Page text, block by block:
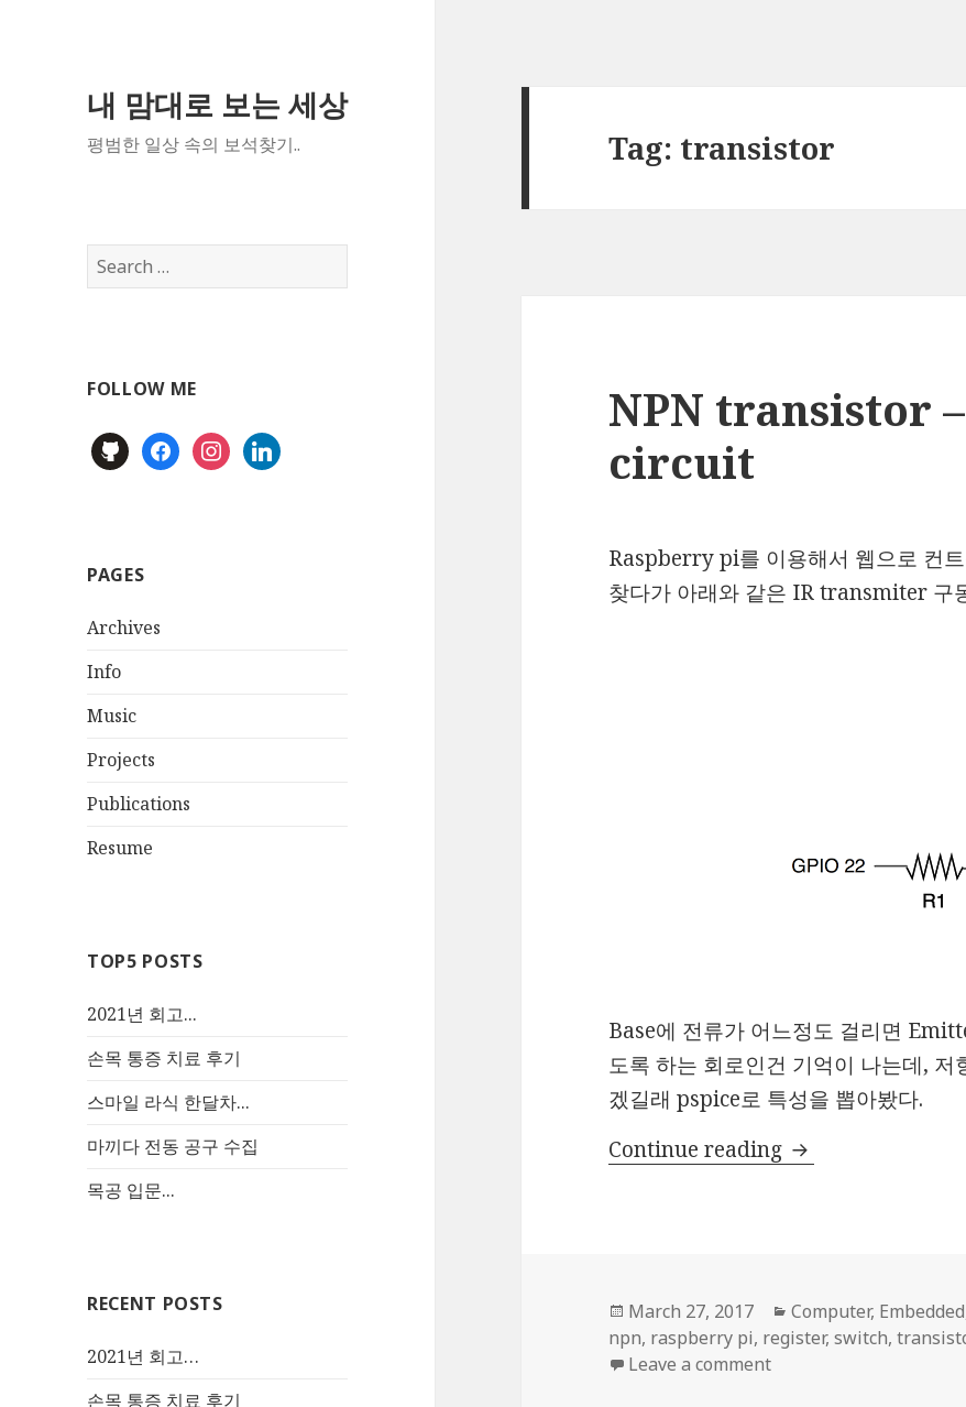
내 맘대로 보는 세상
평범한 일상 속의 보석찾기..
Search
for:
FOLLOW ME
githubfacebookinstagram
linkedin
PAGES
Archives
Info
Music
Projects
Publications
Resume
TOP5 POSTS
2021년 회고...
손목 통증 치료 후기
스마일 라식 한달차...
마끼다 전동 공구 수집
목공 입문...
RECENT POSTS
2021년 회고…
손목 통증 치료 후기
Tag: transistor
NPN transistor
circuit
Raspberry pi를 이용해서 웹으로 컨
찾다가 아래와 같은 IR transmiter 구
Base에 전류가 어느정도 걸리면
도록 하는 회로인건 기억이 나는데,
겠길래 pspice로 특성을 뽑아봤다.
Continue reading NPN transistor –
Posted
on
March 27, 2017 Categories
Computer, Embedded
npn, raspberry pi, register,switch,
Leave a commenton NPN transistor –